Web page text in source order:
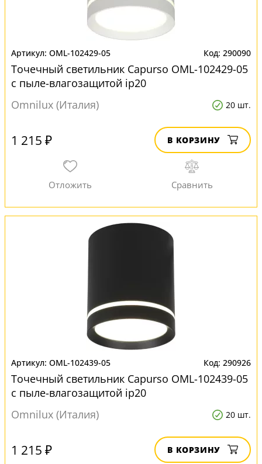
OML-102429-05 290090
Точечный светильник Capurso OML-102429-05
с пыле-влагозащитой ip20
Omnilux (Италия)
20 шт.
1 215 ₽ В КОРЗИНУ
OML-102439-05 290926
Точечный светильник Capurso OML-102439-05
с пыле-влагозащитой ip20
Omnilux (Италия)
20 шт.
1 215 ₽ В КОРЗИНУ